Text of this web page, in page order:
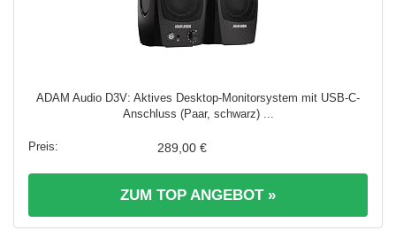
ADAM Audio D3V: Aktives Desktop-Monitorsystem mit USB-C-
Anschluss (Paar, schwarz) ...
289,00 €
ZUM TOP ANGEBOT »